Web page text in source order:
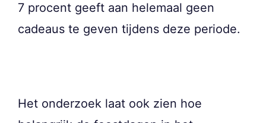
7 procent geeft aan helemaal geen
cadeaus te geven tijdens deze periode.
Het onderzoek laat ook zien hoe